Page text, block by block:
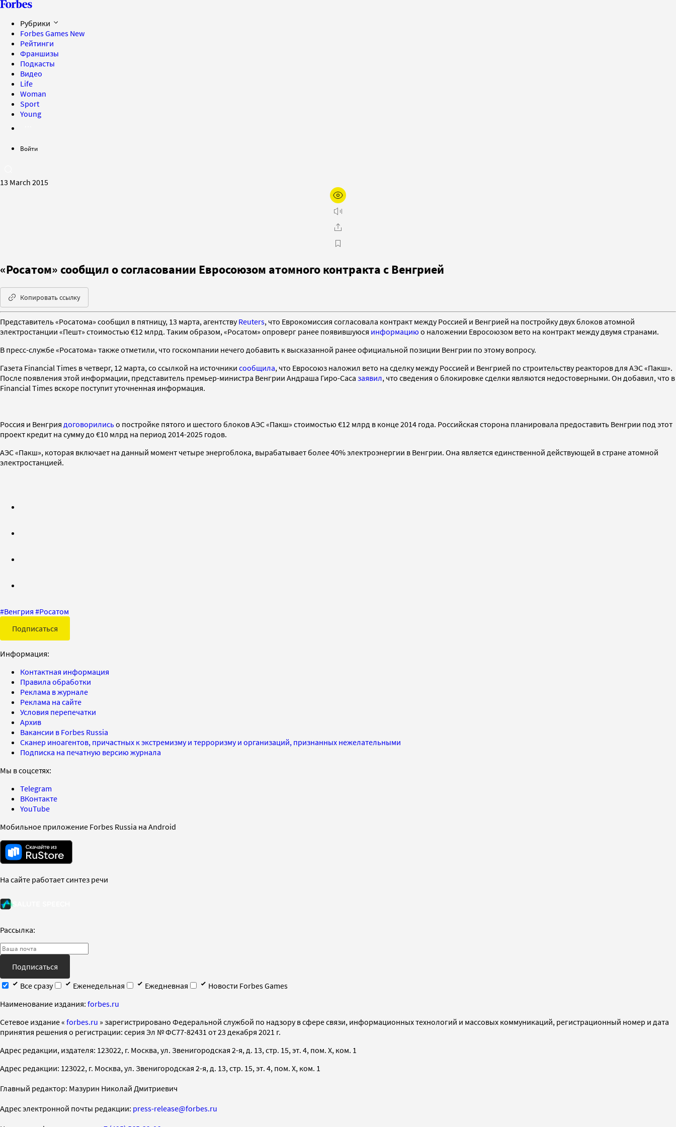
Рубрики
Forbes Games New
Рейтинги
Франшизы
Подкасты
Видео
Life
Woman
Sport
Young
Войти
13 March 2015
«Росатом» сообщил о согласовании Евросоюзом атомного контракта с Венгрией
Копировать ссылку
Представитель «Росатома» сообщил в пятницу, 13 марта, агентствуReuters, что Еврокомиссия согласовала контракт между Россией и Венгрией на постройку двух блоков атомной
электростанции «Пешт» стоимостью €12 млрд. Таким образом, «Росатом» опроверг ранее появившуюся информацию о наложении Евросоюзом вето на контракт между двумя странами.
В пресс-службе «Росатома» также отметили, что госкомпании нечего добавить к высказанной ранее официальной позиции Венгрии по этому вопросу.
Газета Financial Times в четверг, 12 марта, со ссылкой на источники сообщила, что Евросоюз наложил вето на сделку между Россией и Венгрией по строительству реакторов для АЭС «Пакш».
После появления этой информации, представитель премьер-министра Венгрии Андраша Гиро-Саса заявил, что сведения о блокировке сделки являются недостоверными. Он добавил, что в
Financial Times вскоре поступит уточненная информация.
Россия и Венгрия договорилисьо постройке пятого и шестого блоков АЭС «Пакш» стоимостью €12 млрд в конце 2014 года. Российская сторона планировала предоставить Венгрии под этот
проект кредит на сумму до €10 млрд на период 2014-2025 годов.
АЭС «Пакш», которая включает на данный момент четыре энергоблока, вырабатывает более 40% электроэнергии в Венгрии. Она является единственной действующей в стране атомной
электростанцией.
#Венгрия #Росатом
Подписаться
Информация:
Контактная информация
Правила обработки
Реклама в журнале
Реклама на сайте
Условия перепечатки
Архив
Вакансии в Forbes Russia
Сканер иноагентов, причастных к экстремизму и терроризму и организаций, признанных нежелательными
Подписка на печатную версию журнала
Мы в соцсетях:
Telegram
ВКонтакте
YouTube
Мобильное приложение Forbes Russia на Android
На сайте работает синтез речи
Рассылка:
Подписаться
Все сразу
Еженедельная Ежедневная
Новости Forbes Games
Наименование издания: forbes.ru
Cетевое издание « forbes.ru » зарегистрировано Федеральной службой по надзору в сфере связи, информационных технологий и массовых коммуникаций, регистрационный номер и дата
принятия решения о регистрации: серия Эл № ФС77-82431 от 23 декабря 2021 г.
Адрес редакции, издателя: 123022, г. Москва, ул. Звенигородская 2-я, д. 13, стр. 15, эт. 4, пом. X, ком. 1
Адрес редакции: 123022, г. Москва, ул. Звенигородская 2-я, д. 13, стр. 15, эт. 4, пом. X, ком. 1
Главный редактор: Мазурин Николай Дмитриевич
Адрес электронной почты редакции: press-release@forbes.ru